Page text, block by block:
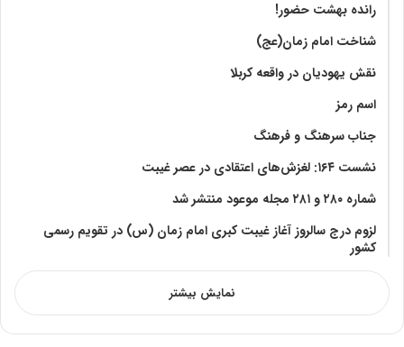
رانده بهشت‌ حضور!
شناخت امام زمان(عج)
نقش یهودیان در واقعه کربلا
اسم رمز
جناب سرهنگ و فرهنگ
نشست ۱۶۴: لغزش‌های اعتقادی در عصر غیبت
شماره ۲۸۰ و ۲۸۱ مجله موعود منتشر شد
لزوم درج سالروز آغاز غیبت کبری امام زمان (س) در تقویم رسمی
کشور
نمایش بیشتر